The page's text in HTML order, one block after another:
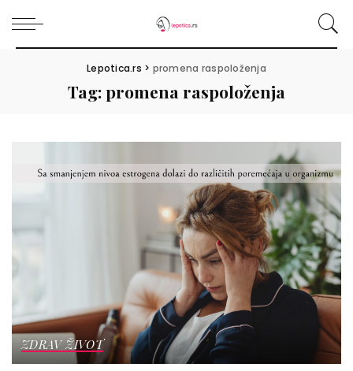
Lepotica.rs > promena raspoloženja
Tag:promena raspoloženja
ZDRAV ŽIVOT